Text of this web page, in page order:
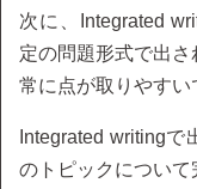
次に、Integrated
定の問題形式で出
常に点が取りやすい
Integrated writing
のトピックについて